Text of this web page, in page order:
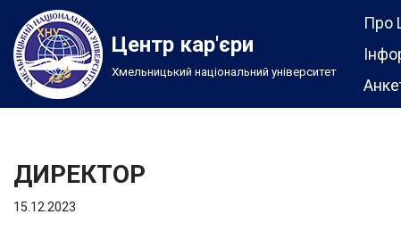
Перейти
до
вмісту
Центр кар'єри
Хмельницький національний університет
Про
ДИРЕКТОР
15.12.2023